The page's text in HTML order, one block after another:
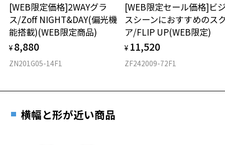
材質
フロント素材：S.E.Plastic(PPSU)/チタン
[WEB限定価格]2WAYグラ
ス/Zoff NIGHT&DAY(偏光機
能搭載)(WEB限定商品)
¥ 8,880
ZN201G05-14F1
[WEB限定セール価格]ビ
スシーンにおすすめのス
ア/FLIP UP(WEB限定)
¥ 11,520
ZF242009-72F1
横幅と形が近い商品